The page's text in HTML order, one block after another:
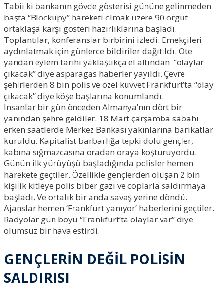
Tabii ki bankanın gövde gösterisi gününe gelinmeden
başta “Blockupy” hareketi olmak üzere 90 örgüt
ortaklaşa karşı gösteri hazırlıklarına başladı.
Toplantılar, konferanslar birbirini izledi. Emekçileri
aydınlatmak için günlerce bildiriler dağıtıldı. Öte
yandan eylem tarihi yaklaştıkça el altından “olaylar
çıkacak” diye asparagas haberler yayıldı. Çevre
şehirlerden 8 bin polis ve özel kuvvet Frankfurt’ta “olay
çıkacak” diye köşe başlarına konumlandı.
İnsanlar bir gün önceden Almanya’nın dört bir
yanından şehre geldiler. 18 Mart çarşamba sabahı
erken saatlerde Merkez Bankası yakınlarına barikatlar
kuruldu. Kapitalist barbarlığa tepki dolu gençler,
kabına sığmazcasına oradan oraya koşturuyordu.
Günün ilk yürüyüşü başladığında polisler hemen
harekete geçtiler. Özellikle gençlerden oluşan 2 bin
kişilik kitleye polis biber gazı ve coplarla saldırmaya
başladı. Ve ortalık bir anda savaş yerine döndü.
Ajanslar hemen ‘Frankfurt yanıyor’ haberlerini geçtiler.
Radyolar gün boyu “Frankfurt’ta olaylar var” diye
olumsuz bir hava estirdi.
GENÇLERİN DEĞİL POLİSİN
SALDIRISI